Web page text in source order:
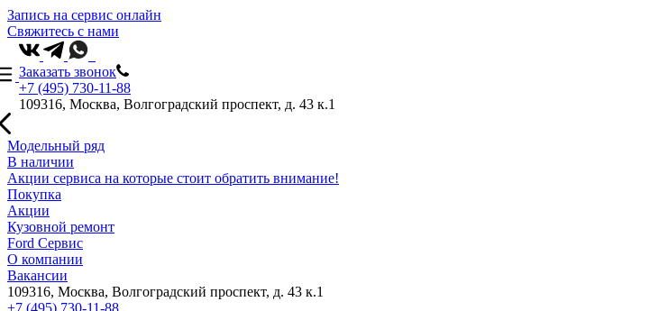
Запись на сервис онлайн
Свяжитесь с нами
Заказать звонок
+7 (495) 730-11-88
109316, Москва, Волгоградский проспект, д. 43 к.1
Модельный ряд
В наличии
Акции сервиса на которые стоит обратить внимание!
Покупка
Акции
Кузовной ремонт
Ford Сервис
О компании
Вакансии
109316, Москва, Волгоградский проспект, д. 43 к.1
+7 (495) 730-11-88